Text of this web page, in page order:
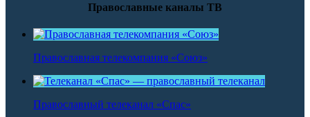
Православные каналы ТВ
Православная телекомпания «Союз»
Православный телеканал «Спас»